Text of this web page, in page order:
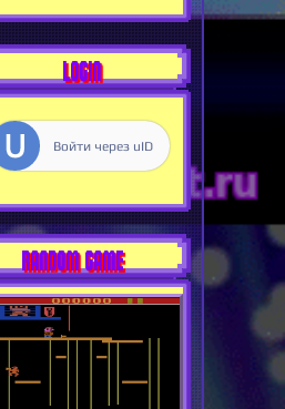
LOGIN
Войти через uID
RANDOM GAME